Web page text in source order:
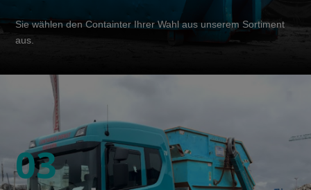
Sie wählen den Containter Ihrer Wahl aus unserem Sortiment
aus.
03